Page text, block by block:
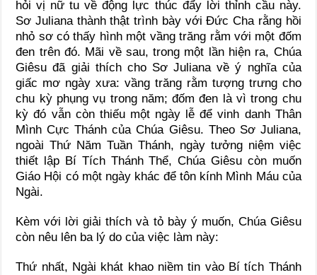
hỏi vị nữ tu về động lực thúc đẩy lời thỉnh cầu này.
Sơ Juliana thành thật trình bày với Đức Cha rằng hồi
nhỏ sơ có thấy hình một vầng trăng rằm với một đốm
đen trên đó. Mãi về sau, trong một lần hiện ra, Chúa
Giêsu đã giải thích cho Sơ Juliana về ý nghĩa của
giấc mơ ngày xưa: vầng trăng rằm tượng trưng cho
chu kỳ phụng vụ trong năm; đốm đen là vì trong chu
kỳ đó vẫn còn thiếu một ngày lễ để vinh danh Thân
Mình Cực Thánh của Chúa Giêsu. Theo Sơ Juliana,
ngoài Thứ Năm Tuần Thánh, ngày tưởng niệm việc
thiết lập Bí Tích Thánh Thể, Chúa Giêsu còn muốn
Giáo Hội có một ngày khác để tôn kính Mình Máu của
Ngài.
Kèm với lời giải thích và tỏ bày ý muốn, Chúa Giêsu
còn nêu lên ba lý do của việc làm này:
Thứ nhất, Ngài khát khao niềm tin vào Bí tích Thánh